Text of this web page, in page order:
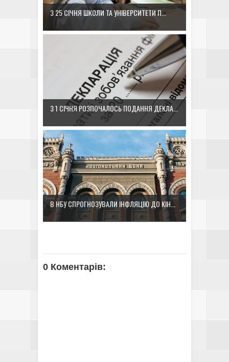
З 25 СІЧНЯ ШКОЛИ ТА УНІВЕРСИТЕТИ П...
З 1 СІЧНЯ РОЗПОЧАЛОСЬ ПОДАННЯ ДЕКЛА...
В НБУ СПРОГНОЗУВАЛИ ІНФЛЯЦІЮ ДО КІН...
0 Коментарів: